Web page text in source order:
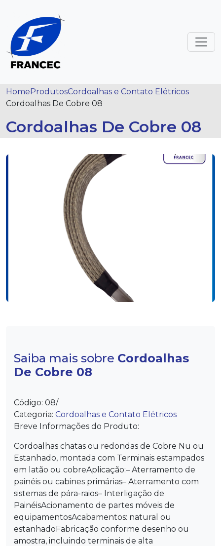
HomeProdutosCordoalhas e Contato Elétricos
Cordoalhas De Cobre 08
Cordoalhas De Cobre 08
Saiba mais sobre Cordoalhas
De Cobre 08
Código: 08/
Categoria: Cordoalhas e Contato Elétricos
Breve Informações do Produto:
Cordoalhas chatas ou redondas de Cobre Nu ou
Estanhado, montada com Terminais estampados
em latão ou cobreAplicação:– Aterramento de
painéis ou cabines primárias– Aterramento com
sistemas de pára-raios– Interligação de
PainéisAcionamento de partes móveis de
equipamentosAcabamentos: natural ou
estanhadoFabricação conforme desenho ou
amostra, incluindo terminais de alta